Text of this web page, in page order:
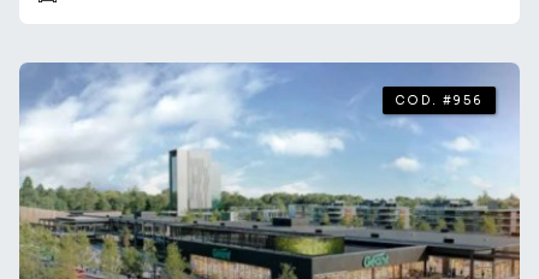
ubicación privilegiada, este terreno ofrece fácil acceso a
garantizando la comodidad y calidad de vida que usted y
su familia merecen. Su entorno tranquilo y natural lo
convierte en el lugar perfecto para disfrutar de la paz y la
serenidad. Ideal para casa de 2 plantas pudiéndose
disfrutar de la vista al mar desde su primer piso. Consulta
con nuestros asesores para obtener más información y
coordinar una visita. Te acompañamos en el camino a
encontrar lo que buscas! ¡Tu futuro comienza aquí!
COD. #956